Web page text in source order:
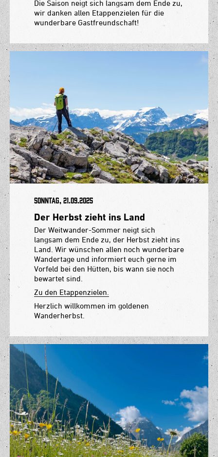
Die Saison neigt sich langsam dem Ende zu,
wir danken allen Etappenzielen für die
wunderbare Gastfreundschaft!
Sonntag, 21.09.2025
Der Herbst zieht ins Land
Der Weitwander-Sommer neigt sich
langsam dem Ende zu, der Herbst zieht ins
Land. Wir wünschen allen noch wunderbare
Wandertage und informiert euch gerne im
Vorfeld bei den Hütten, bis wann sie noch
bewartet sind.
Zu den Etappenzielen.
Herzlich willkommen im goldenen
Wanderherbst.